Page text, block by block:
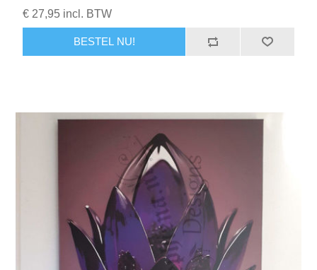
€ 27,95 incl. BTW
BESTEL NU!